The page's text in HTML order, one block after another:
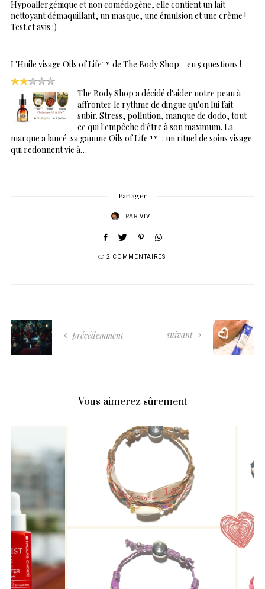
Hypoallergénique et non comédogène, elle contient un lait
nettoyant démaquillant, un masque, une émulsion et une crème !
Test et avis :)
L'Huile visage Oils of Life™ de The Body Shop - en 5 questions !
The Body Shop a décidé d'aider notre peau à
affronter le rythme de dingue qu'on lui fait
subir. Stress, pollution, manque de dodo, tout
ce qui l'empêche d'être à son maximum. La
marque a lancé sa gamme Oils of Life ™ : un rituel de soins visage
qui redonnent vie à…
Partager
PAR VIVI
2 COMMENTAIRES
précédemment suivant
Vous aimerez sûrement